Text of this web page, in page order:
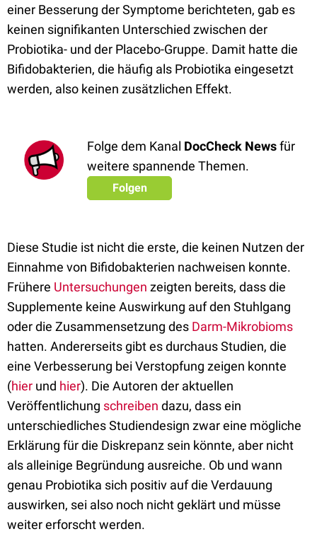
einer Besserung der Symptome berichteten, gab es
keinen signifikanten Unterschied zwischen der
Probiotika- und der Placebo-Gruppe. Damit hatte die
Bifidobakterien, die häufig als Probiotika eingesetzt
werden, also keinen zusätzlichen Effekt.
Folge dem Kanal DocCheck Newsfür
weitere spannende Themen.
Folgen
Diese Studie ist nicht die erste, die keinen Nutzen der
Einnahme von Bifidobakterien nachweisen konnte.
Frühere Untersuchungen zeigten bereits, dass die
Supplemente keine Auswirkung auf den Stuhlgang
oder die Zusammensetzung des Darm-Mikrobioms
hatten. Andererseits gibt es durchaus Studien, die
eine Verbesserung bei Verstopfung zeigen konnte
(hier und hier). Die Autoren der aktuellen
Veröffentlichung schreiben dazu, dass ein
unterschiedliches Studiendesign zwar eine mögliche
Erklärung für die Diskrepanz sein könnte, aber nicht
als alleinige Begründung ausreiche. Ob und wann
genau Probiotika sich positiv auf die Verdauung
auswirken, sei also noch nicht geklärt und müsse
weiter erforscht werden.